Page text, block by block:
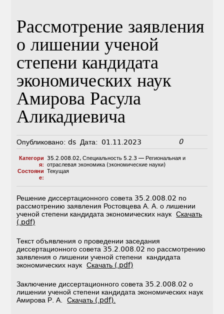
Рассмотрение заявления
о лишении ученой
степени кандидата
экономических наук
Амирова Расула
Аликадиевича
Опубликовано: ds Дата: 01.11.2023 0
Категори
я:
35.2.008.02, Специальность 5.2.3 — Региональная и
отраслевая экономика (экономические науки)
Состояни
е:
Текущая
Решение диссертационного совета 35.2.008.02 по
рассмотрению заявления Ростовцева А. А. о лишении
ученой степени кандидата экономических наукСкачать
(.pdf)
Текст объявления о проведении заседания
диссертационного совета 35.2.008.02 по рассмотрению
заявления о лишении ученой степени кандидата
экономических наукСкачать (.pdf)
Заключение диссертационного совета 35.2.008.02 о
лишении ученой степени кандидата экономических наук
Амирова Р. А.Скачать (.pdf).